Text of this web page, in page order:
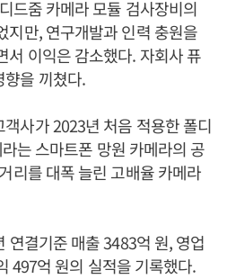
드줌 카메라 모듈 검사장비의
지만, 연구개발과 인력 충원을
서 이익은 감소했다. 자회사 퓨
을 끼쳤다.
사가 2023년 처음 적용한 폴디
는 스마트폰 망원 카메라의 공
리를 대폭 늘린 고배율 카메라
연결기준 매출 3483억 원, 영업
497억 원의 실적을 기록했다.